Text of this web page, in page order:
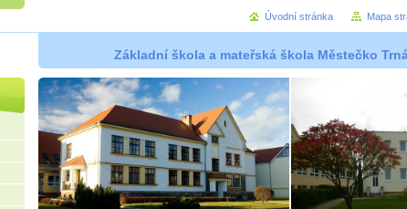
Základní škola a mateřská škola Městečko
Úvodní stránka Mapa